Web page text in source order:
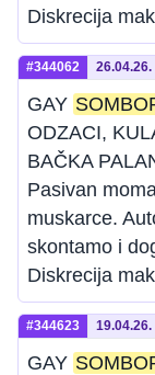
Diskrecija
#344062 26.04.26.
GAY
ODZACI,
BAČKA
Pasivan
muskarce.
skontamo i
Diskrecija
#344623 19.04.26.
GAY